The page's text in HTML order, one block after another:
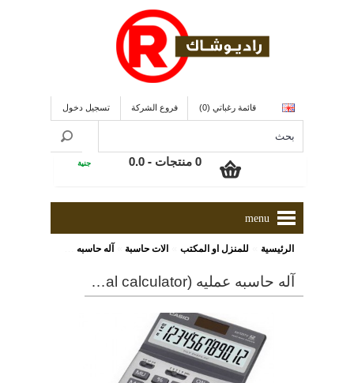
قائمة رغباتي (0) فروع الشركة تسجيل دخول
0 منتجات - 0.0 جنية
menu
الرئيسية للمنزل او المكتب الات حاسبة آله حاسبه عمليه (CASIO AX-120 PRACTICAL CALCULATOR)
آله حاسبه عمليه (casio ax-120 practical calculator)